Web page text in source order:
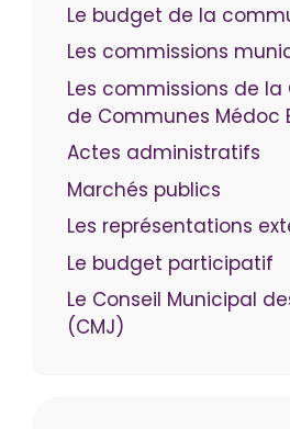
Le budget de la
Les commissions
Les commissions de
de Communes Médoc
Actes administratifs
Marchés publics
Les représentations
Le budget participatif
Le Conseil Municipal
(CMJ)